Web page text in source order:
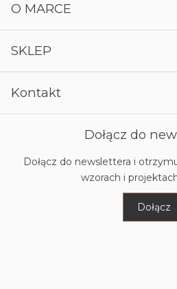
O MARCE
SKLEP
Kontakt
Dołącz do
Dołącz do newslettera i
wzorach i
Dołącz